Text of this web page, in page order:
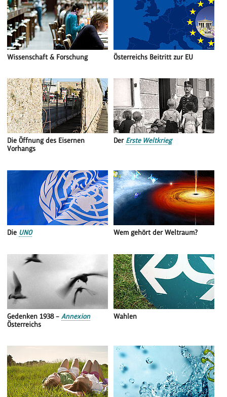
Wissenschaft & Forschung Österreichs Beitritt zur EU
Die Öffnung des Eisernen
Vorhangs
Der Erste Weltkrieg
Die UNO Wem gehört der Weltraum?
Gedenken 1938 –Annexion
Österreichs
Wahlen